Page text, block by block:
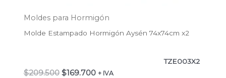
Moldes para Hormigón
Molde Estampado Hormigón Aysén 74x74cm x2
TZE003X2
$209.500 $169.700 + IVA